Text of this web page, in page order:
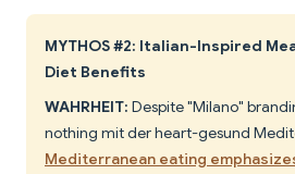
MYTHOS #2: Italian-Inspired
Diet Benefits
WAHRHEIT: Despite "Milano"
nothing mit der heart-gesund
Mediterranean eating